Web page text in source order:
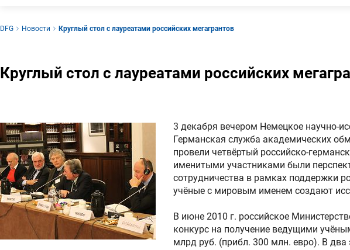
DFG Новости Круглый стол с лауреатами российских мегагрантов
Круглый стол с лауреатами российских
3 декабря вечером Немецкое научно-
Германская служба академических
провели четвёртый российско-
именитыми участниками были
сотрудничества в рамках поддержки
учёные с мировым именем создают
В июне 2010 г. российское
конкурс на получение ведущими
млрд руб. (прибл. 300 млн. евро). В